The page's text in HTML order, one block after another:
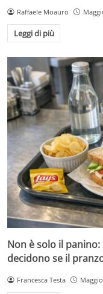
Raffaele Moauro
Leggi di più
Non è solo il
decidono se il
Francesca Testa